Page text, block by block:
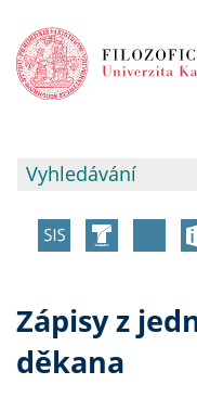
Zápisy z
děkana